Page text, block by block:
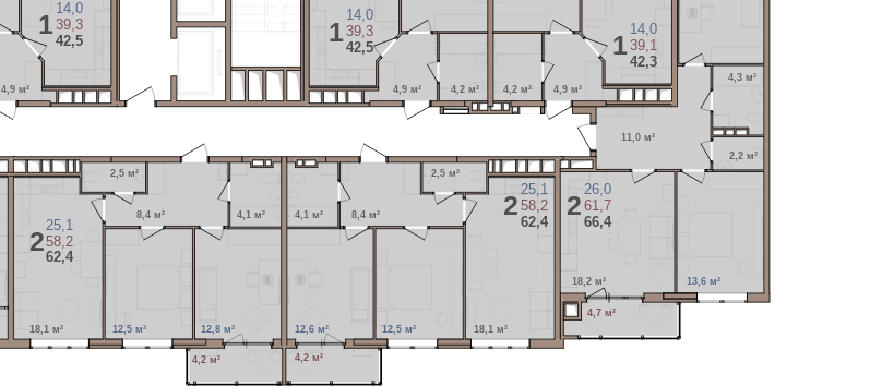
4,2 м²
4,9 м² 4,2 м² 4,9 м²
13,6 м²
18,2 м²
11,0 м²
2,2 м²
4,3 м²
18,1 м²
12,5 м²
12,6 м²
4,1 м² 8,4 м²
2,5 м²
18,1 м² 12,5 м² 12,8 м²
4,1 м²
8,4 м²
2,5 м²
4,9 м²
4,7 м²
4,2 м²
4,2 м²
1
14,0
39,3
42,5
1
14,0
39,1
42,3
2
26,0
61,7
66,4
2
25,1
58,2
62,4
2
25,1
58,2
62,4
1
14,0
39,3
42,5